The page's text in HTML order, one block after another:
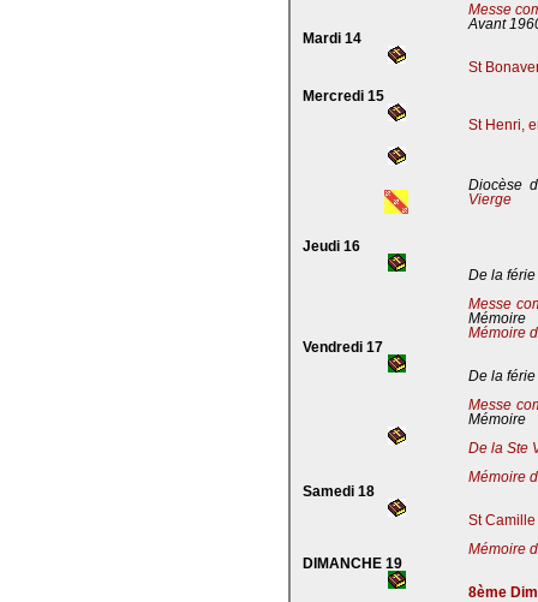
Messe
Avant
Mardi 14
St
Mercredi 15
St Henri,
Diocèse
Vierge
Jeudi 16
De la férie
Messe
Mémoire
Mémoire
Vendredi 17
De la férie
Messe
Mémoire
De la Ste
Mémoire
Samedi 18
St
Mémoire
DIMANCHE 19
8ème